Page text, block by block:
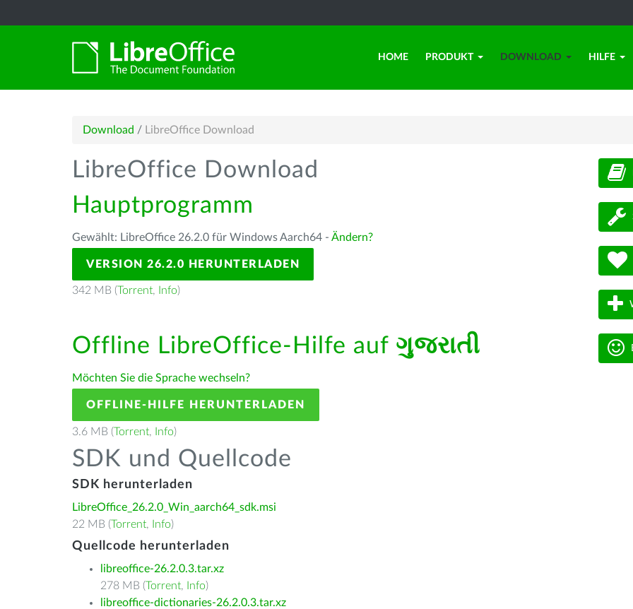
HOME PRODUKT DOWNLOAD HILFE
Download / LibreOffice Download
LibreOffice Download
Hauptprogramm
Gewählt: LibreOffice 26.2.0 für Windows Aarch64 - Ändern?
VERSION 26.2.0 HERUNTERLADEN
342 MB (Torrent, Info)
Offline LibreOffice-Hilfe auf ગુજરાતી
Möchten Sie die Sprache wechseln?
OFFLINE-HILFE HERUNTERLADEN
3.6 MB (Torrent, Info)
SDK und Quellcode
SDK herunterladen
LibreOffice_26.2.0_Win_aarch64_sdk.msi
22 MB (Torrent, Info)
Quellcode herunterladen
libreoffice-26.2.0.3.tar.xz
278 MB (Torrent, Info)
libreoffice-dictionaries-26.2.0.3.tar.xz